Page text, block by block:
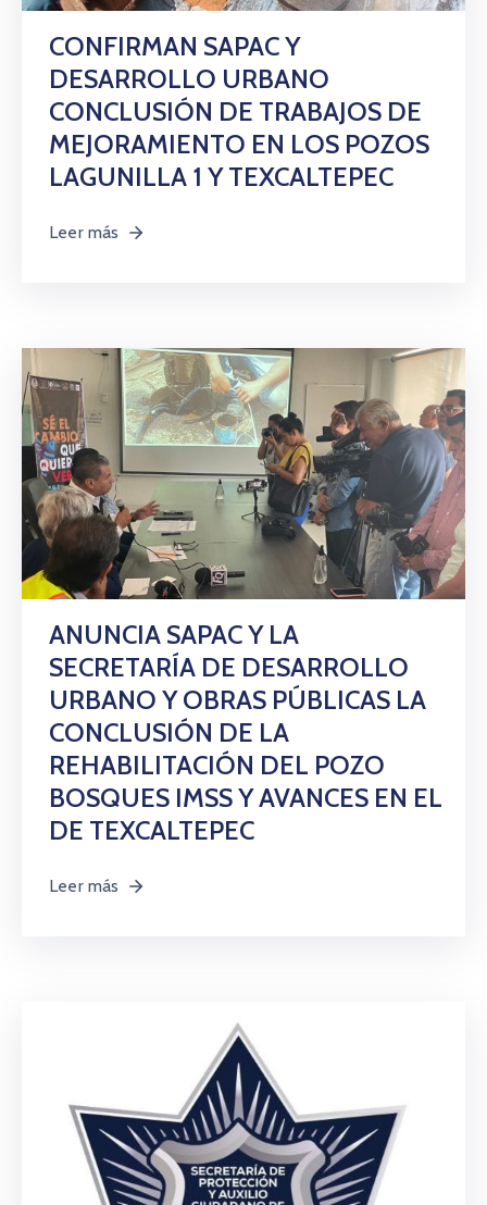
CONFIRMAN SAPAC Y
DESARROLLO URBANO
CONCLUSIÓN DE TRABAJOS DE
MEJORAMIENTO EN LOS POZOS
LAGUNILLA 1 Y TEXCALTEPEC
Leer más
ANUNCIA SAPAC Y LA
SECRETARÍA DE DESARROLLO
URBANO Y OBRAS PÚBLICAS LA
CONCLUSIÓN DE LA
REHABILITACIÓN DEL POZO
BOSQUES IMSS Y AVANCES EN EL
DE TEXCALTEPEC
Leer más